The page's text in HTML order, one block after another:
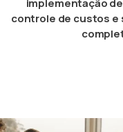
implementação
controle de custos e